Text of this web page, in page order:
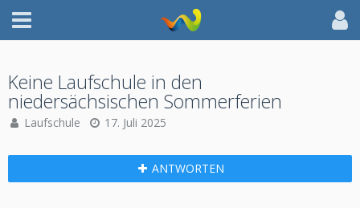
Keine Laufschule in den
niedersächsischen Sommerferien
Laufschule 17. Juli 2025
ANTWORTEN